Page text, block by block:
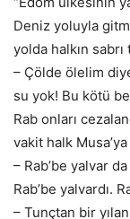
Deniz yoluyla
yolda halkın
– Çölde ölelim
su yok! Bu kötü
Rab onları
vakit halk
– Rab’be yalvar
Rab’be yalvardı.
– Tunçtan bir